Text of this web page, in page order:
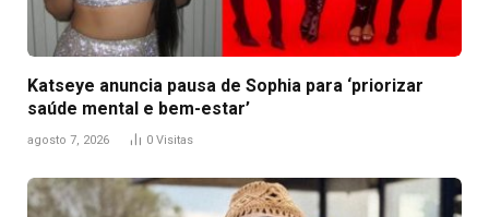
Katseye anuncia pausa de Sophia para ‘priorizar
saúde mental e bem-estar’
agosto 7, 2026 0 Visitas